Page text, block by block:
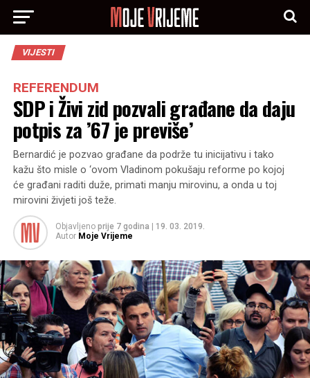
VIJESTI
REFERENDUM
SDP i Živi zid pozvali građane da daju
potpis za ’67 je previše’
Bernardić je pozvao građane da podrže tu inicijativu i tako
kažu što misle o ‘ovom Vladinom pokušaju reforme po kojoj
će građani raditi duže, primati manju mirovinu, a onda u toj
mirovini živjeti još teže.
Objavljeno prije 7 godina
19. 03. 2019.
Autor Moje Vrijeme